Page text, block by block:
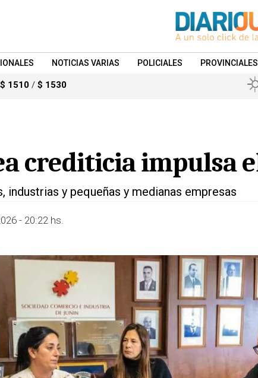
NOTICIAS VARIAS POLICIALES PROVINCIALES
$ 1510 / $ 1530
crediticia impulsa
industrias y pequeñas y medianas empresas
- 20:22 hs.